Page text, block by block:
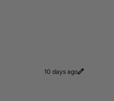
10 days ago